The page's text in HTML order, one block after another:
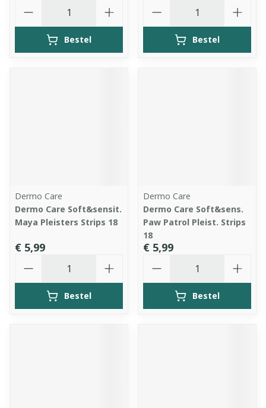
Bestel Bestel
Dermo Care
Dermo Care Soft&sensit.
Maya Pleisters Strips 18
€ 5,99
Bestel
Dermo Care
Dermo Care Soft&sens.
Paw Patrol Pleist. Strips
18
€ 5,99
Bestel